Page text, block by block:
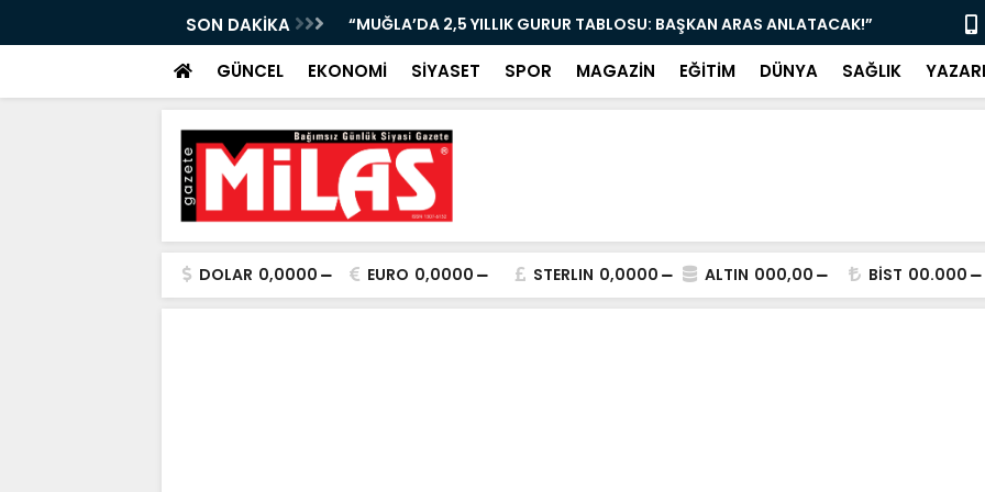
SON DAKİKA
TABLOSU: BAŞKAN ARAS ANLATACAK!” “BODRUM’DA EMEKLİYE MÜJDE: ÇAY 5, KAHVE 15 TL! KAPILAR AÇILDI” “AK PARTİ
GÜNCEL EKONOMİ SİYASET SPOR MAGAZİN EĞİTİM DÜNYA SAĞLIK
DOLAR 0,0000 EURO 0,0000 STERLIN 0,0000 ALTIN 000,00 BİST 00.000